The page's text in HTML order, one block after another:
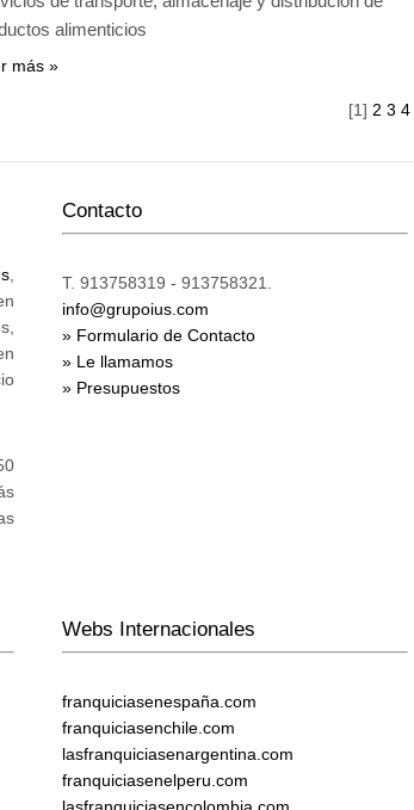
alimenticios
más
[1] 2 3 4
,
Contacto
T. 913758319 - 913758321.
info@grupoius.com
» Formulario de Contacto
» Le llamamos
» Presupuestos
Webs Internacionales
franquiciasenespaña.com
franquiciasenchile.com
lasfranquiciasenargentina.com
franquiciasenelperu.com